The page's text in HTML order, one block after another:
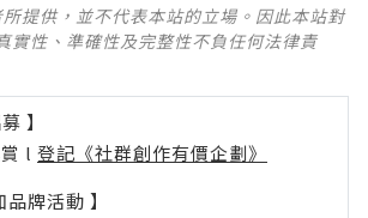
提供，並不代表本站的立場。因此本站對
實性、準確性及完整性不負任何法律責
】
l 登記《社群創作有價企劃》
牌活動 】